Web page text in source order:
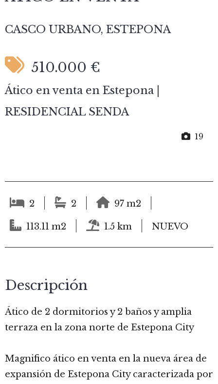
CASCO URBANO, ESTEPONA
510.000 €
Ático en venta en Estepona |
RESIDENCIAL SENDA
19
2 2 97 m2
113.11 m2 1.5 km NUEVO
Descripción
Ático de 2 dormitorios y 2 baños y amplia
terraza en la zona norte de Estepona City
Magnifico ático en venta en la nueva área de
expansión de Estepona City caracterizada por